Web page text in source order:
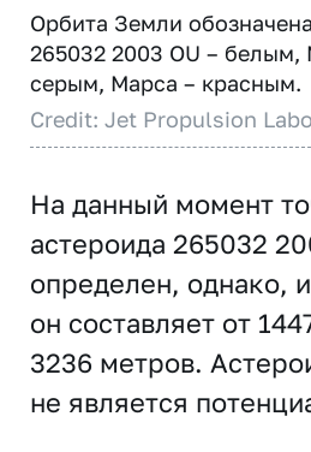
Орбита Земли
265032 2003 OU –
серым, Марса – красным.
Credit: Jet Propulsion
На данный момент
астероида 265032
определен, однако,
он составляет от
3236 метров.
не является